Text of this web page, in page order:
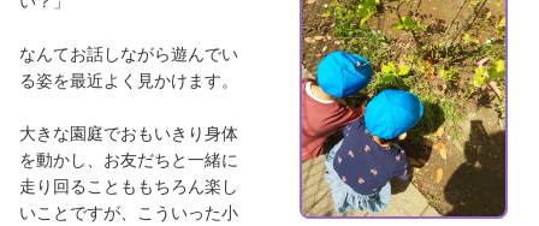
なんてお話しながら遊んでい
る姿を最近よく見かけます。
大きな園庭でおもいきり身体
を動かし、お友だちと一緒に
走り回ることももちろん楽し
いことですが、こういった小